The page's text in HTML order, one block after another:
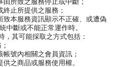
終止所提供之服務；
致本服務資訊顯示不正確、或遭偽
中斷或不能正常運作時。
，其可能採取之方式包括：
帳號內相關之會員資訊；
之商品或服務使用權。